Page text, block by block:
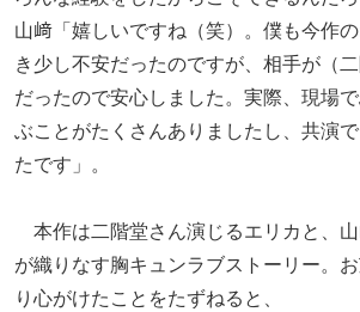
山﨑「嬉しいですね（笑）。僕も今作
き少し不安だったのですが、相手が（
だったので安心しました。実際、現場
ぶことがたくさんありましたし、共演
たです」。
本作は二階堂さん演じるエリカと、
が織りなす胸キュンラブストーリー。
り心がけたことをたずねると、